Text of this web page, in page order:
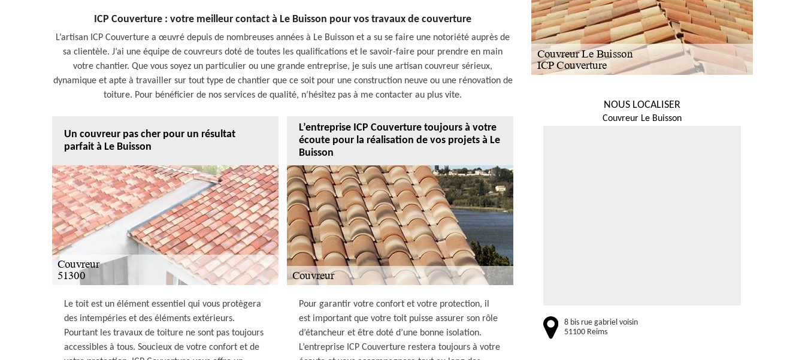
ICP Couverture : votre meilleur contact à Le Buisson pour vos travaux de couverture
L’artisan ICP Couverture a œuvré depuis de nombreuses années à Le Buisson et a su se faire une notoriété auprès de
sa clientèle. J’ai une équipe de couvreurs doté de toutes les qualifications et le savoir-faire pour prendre en main
votre chantier. Que vous soyez un particulier ou une grande entreprise, je suis une artisan couvreur sérieux,
dynamique et apte à travailler sur tout type de chantier que ce soit pour une construction neuve ou une rénovation de
toiture. Pour bénéficier de nos services de qualité, n’hésitez pas à me contacter au plus vite.
Un couvreur pas cher pour un résultat
parfait à Le Buisson
Le toit est un élément essentiel qui vous protègera
des intempéries et des éléments extérieurs.
Pourtant les travaux de toiture ne sont pas toujours
accessibles à tous. Soucieux de votre confort et de
L’entreprise ICP Couverture toujours à votre
écoute pour la réalisation de vos projets à Le
Buisson
Pour garantir votre confort et votre protection, il
est important que votre toit puisse assurer son rôle
d’étancheur et être doté d’une bonne isolation.
L’entreprise ICP Couverture restera toujours à votre
NOUS LOCALISER
Couvreur Le Buisson
8 bis rue gabriel voisin
51100 Reims